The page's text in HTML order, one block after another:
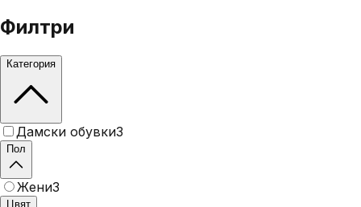
Филтри
Категория
Дамски обувки3
Пол
Жени3
Цвят